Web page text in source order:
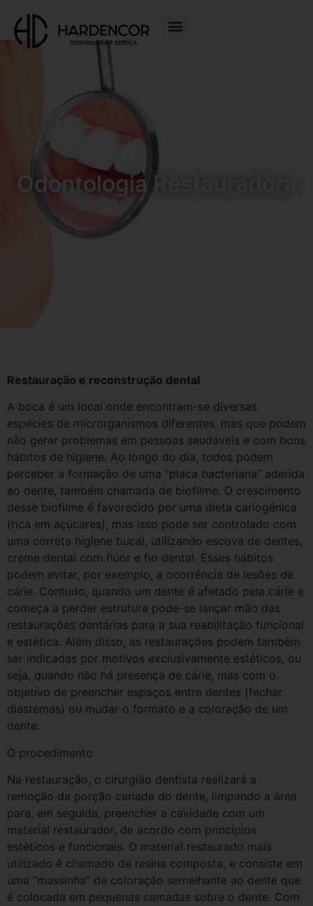
Odontologia Restauradora
Restauração e reconstrução dental
A boca é um local onde encontram-se diversas
espécies de microrganismos diferentes, mas que podem
não gerar problemas em pessoas saudáveis e com bons
hábitos de higiene. Ao longo do dia, todos podem
perceber a formação de uma “placa bacteriana” aderida
ao dente, também chamada de biofilme. O crescimento
desse biofilme é favorecido por uma dieta cariogênica
(rica em açúcares), mas isso pode ser controlado com
uma correta higiene bucal, utilizando escova de dentes,
creme dental com flúor e fio dental. Esses hábitos
podem evitar, por exemplo, a ocorrência de lesões de
cárie. Contudo, quando um dente é afetado pela cárie e
começa a perder estrutura pode-se lançar mão das
restaurações dentárias para a sua reabilitação funcional
e estética. Além disso, as restaurações podem também
ser indicadas por motivos exclusivamente estéticos, ou
seja, quando não há presença de cárie, mas com o
objetivo de preencher espaços entre dentes (fechar
diastemas) ou mudar o formato e a coloração de um
dente.
O procedimento
Na restauração, o cirurgião dentista realizará a
remoção da porção cariada do dente, limpando a área
para, em seguida, preencher a cavidade com um
material restaurador, de acordo com princípios
estéticos e funcionais. O material restaurado mais
utilizado é chamado de resina composta, e consiste em
uma “massinha” de coloração semelhante ao dente que
é colocada em pequenas camadas sobre o dente. Com